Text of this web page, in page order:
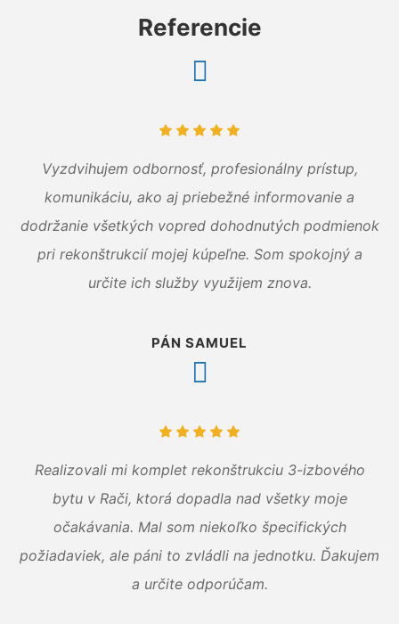
Referencie
Vyzdvihujem odbornosť, profesionálny prístup,
komunikáciu, ako aj priebežné informovanie a
dodržanie všetkých vopred dohodnutých podmienok
pri rekonštrukcií mojej kúpeľne. Som spokojný a
určite ich služby využijem znova.
PÁN SAMUEL
Realizovali mi komplet rekonštrukciu 3-izbového
bytu v Rači, ktorá dopadla nad všetky moje
očakávania. Mal som niekoľko špecifických
požiadaviek, ale páni to zvládli na jednotku. Ďakujem
a určite odporúčam.